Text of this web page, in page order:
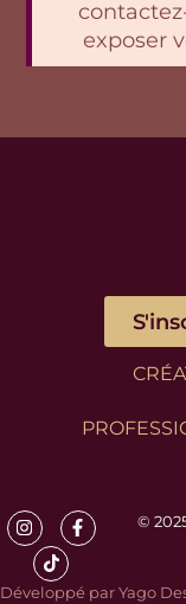
exposer
©
Développé par Yago